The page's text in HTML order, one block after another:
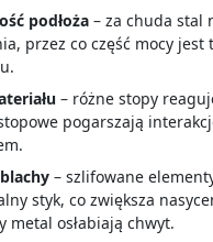
podłoża – za chuda stal
przez co część mocy jest
– różne stopy
pogarszają
– szlifowane
styk, co zwiększa
metal osłabiają chwyt.